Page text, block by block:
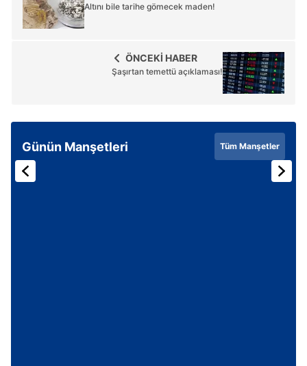
ilgili mevzuata uygun olarak kullanılan çerezlerle ilgili bilgi
almak için lütfen
Altını bile tarihe gömecek maden!
ÖNCEKİ HABER
Şaşırtan temettü açıklaması!
Günün Manşetleri Tüm Manşetler